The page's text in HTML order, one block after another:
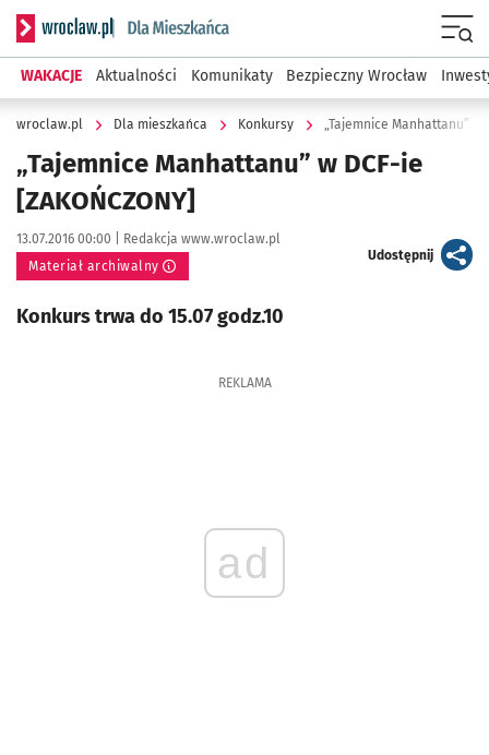
Serwis informacyjny wroclaw.pl podserwis: Dla mieszkańca
WAKACJE Aktualności Komunikaty Bezpieczny Wrocław
wroclaw.pl Dla mieszkańca Konkursy „Tajemnice Manhattanu” w
„Tajemnice Manhattanu” w DCF-ie
[ZAKOŃCZONY]
Data publikacji:
13.07.2016 00:00 | Autor:
Redakcja www.wroclaw.pl
Materiał archiwalny
Udostępnijartykuł
Konkurs trwa do 15.07 godz.10
REKLAMA
ad